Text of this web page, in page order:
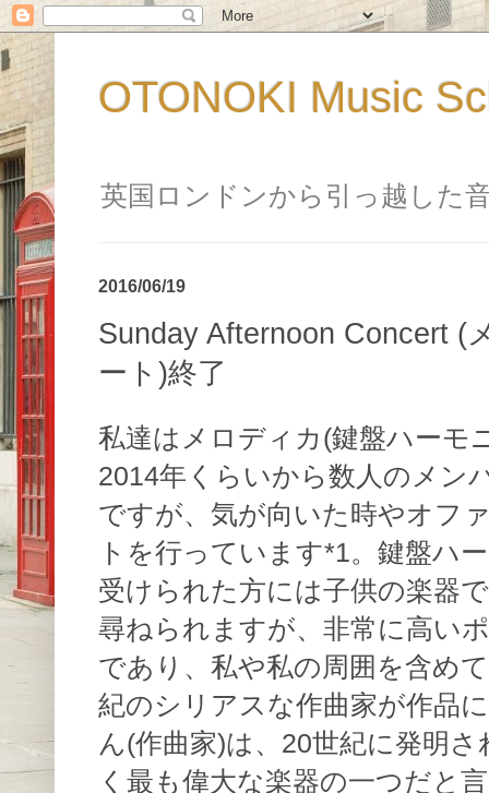
OTONOKI Music
英国ロンドンから引っ越した
2016/06/19
Sunday Afternoon Concert (
ート)終了
私達はメロディカ(鍵盤ハーモ
2014年くらいから数人のメン
ですが、気が向いた時やオフ
トを行っています*1。鍵盤ハ
受けられた方には子供の楽器
尋ねられますが、非常に高い
であり、私や私の周囲を含め
紀のシリアスな作曲家が作品
ん(作曲家)は、20世紀に発明
く最も偉大な楽器の一つだと